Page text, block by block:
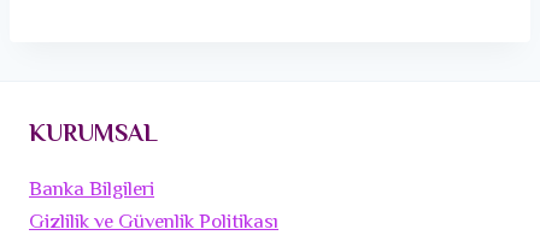
KURUMSAL
Banka Bilgileri
Gizlilik ve Güvenlik Politikası